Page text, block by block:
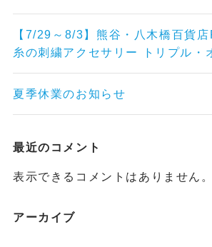
【7/29～8/3】熊谷・八木橋百貨店
糸の刺繍アクセサリー トリプル・
夏季休業のお知らせ
最近のコメント
表示できるコメントはありません。
アーカイブ